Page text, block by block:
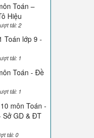
Toán –
Hiệu
tải: 2
Toán lớp 9 -
tải: 1
Toán - Đề
tải: 1
môn Toán -
Sở GD & ĐT
tải: 0